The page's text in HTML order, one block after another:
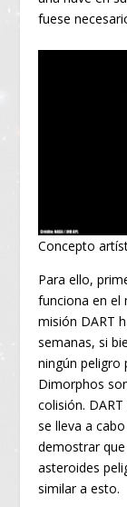
fuese
Concepto
Para ello,
funciona en el
misión DART
semanas, si
ningún peligro
Dimorphos
colisión.
se lleva a
demostrar
asteroides
similar a esto.